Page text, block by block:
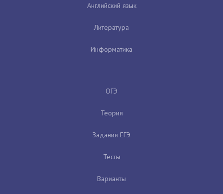
Английский язык
Литература
Информатика
ОГЭ
Теория
Задания ЕГЭ
Тесты
Варианты